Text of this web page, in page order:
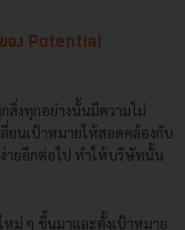
ของ Potential
กสิ่งทุกอย่างนั้นมีความไม่
ยนเป้าหมายให้สอดคล้องกับ
ายอีกต่อไป ทำให้บริษัทนั้น
ม่ ๆ ขึ้นมาและตั้งเป้าหมาย